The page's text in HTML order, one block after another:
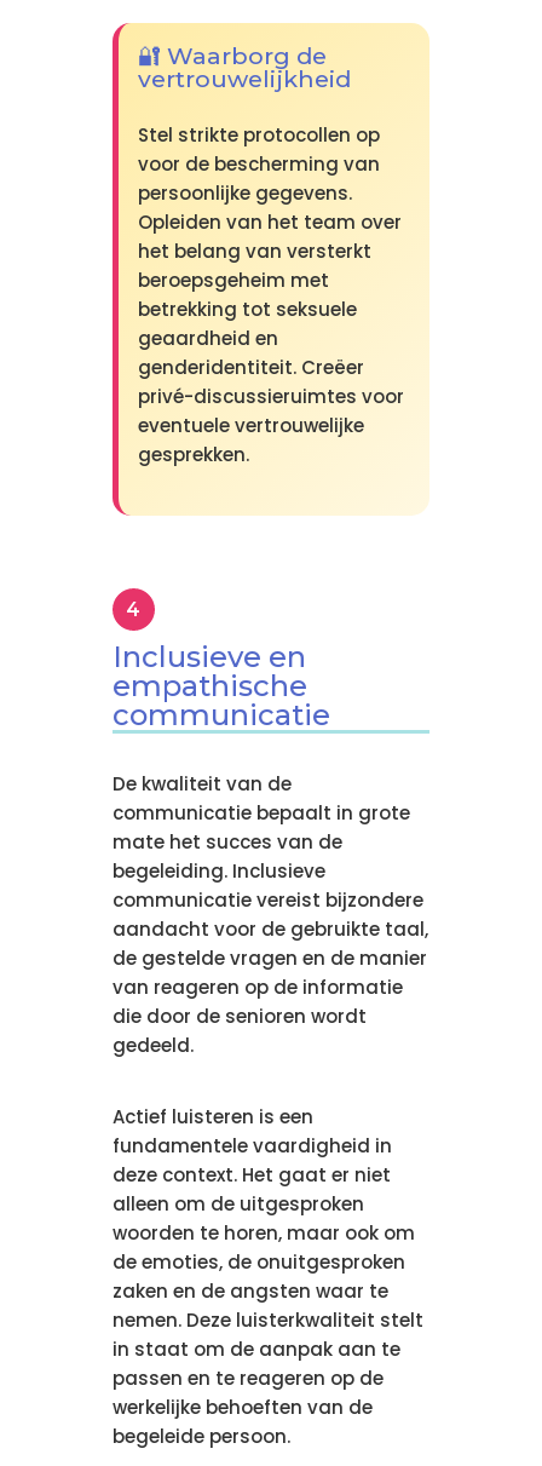
🔐 Waarborg de
vertrouwelijkheid
Stel strikte protocollen op
voor de bescherming van
persoonlijke gegevens.
Opleiden van het team over
het belang van versterkt
beroepsgeheim met
betrekking tot seksuele
geaardheid en
genderidentiteit. Creëer
privé-discussieruimtes voor
eventuele vertrouwelijke
gesprekken.
Inclusieve en
empathische
communicatie
De kwaliteit van de
communicatie bepaalt in grote
mate het succes van de
begeleiding. Inclusieve
communicatie vereist bijzondere
aandacht voor de gebruikte taal,
de gestelde vragen en de manier
van reageren op de informatie
die door de senioren wordt
gedeeld.
Actief luisteren is een
fundamentele vaardigheid in
deze context. Het gaat er niet
alleen om de uitgesproken
woorden te horen, maar ook om
de emoties, de onuitgesproken
zaken en de angsten waar te
nemen. Deze luisterkwaliteit stelt
in staat om de aanpak aan te
passen en te reageren op de
werkelijke behoeften van de
begeleide persoon.